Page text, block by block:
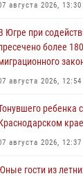
августа 2026, 13:30
Югре при
более
августа 2026, 12:54
ребенка
крае
августа 2026, 12:37
гости из